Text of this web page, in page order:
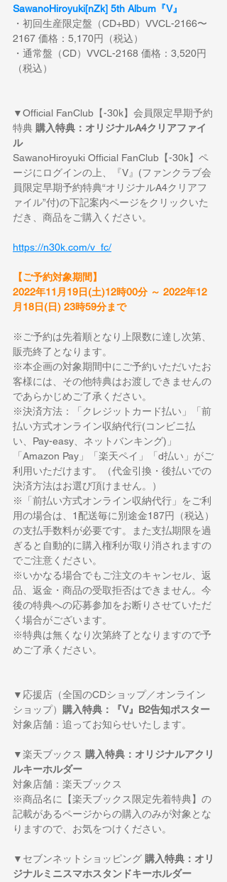
SawanoHiroyuki[nZk] 5th Album『V』
・初回生産限定盤（CD+BD）VVCL-2166〜
2167 価格：5,170円（税込）
・通常盤（CD）VVCL-2168 価格：3,520円
（税込）
▼Official FanClub【-30k】会員限定早期予約
特典 購入特典：オリジナルA4クリアファイ
ル
SawanoHiroyuki Official FanClub【-30k】ペ
ージにログインの上、『V』(ファンクラブ会
員限定早期予約特典“オリジナルA4クリアフ
ァイル”付)の下記案内ページをクリックいた
だき、商品をご購入ください。
https://n30k.com/v_fc/
【ご予約対象期間】
2022年11月19日(土)12時00分 ～ 2022年12
月18日(日) 23時59分まで
※ご予約は先着順となり上限数に達し次第、
販売終了となります。
※本企画の対象期間中にご予約いただいたお
客様には、その他特典はお渡しできませんの
であらかじめご了承ください。
※決済方法：「クレジットカード払い」「前
払い方式オンライン収納代行(コンビニ払
い、Pay-easy、ネットバンキング)」
「Amazon Pay」「楽天ペイ」「d払い」がご
利用いただけます。（代金引換・後払いでの
決済方法はお選び頂けません。）
※「前払い方式オンライン収納代行」をご利
用の場合は、1配送毎に別途金187円（税込）
の支払手数料が必要です。また支払期限を過
ぎると自動的に購入権利が取り消されますの
でご注意ください。
※いかなる場合でもご注文のキャンセル、返
品、返金・商品の受取拒否はできません。今
後の特典への応募参加をお断りさせていただ
く場合がございます。
※特典は無くなり次第終了となりますので予
めご了承ください。
▼応援店（全国のCDショップ／オンライン
ショップ）
購入特典：『V』B2告知ポスター
対象店舗：追ってお知らせいたします。
▼楽天ブックス 購入特典：オリジナルアクリ
ルキーホルダー
対象店舗：楽天ブックス
※商品名に【楽天ブックス限定先着特典】の
記載があるページからの購入のみが対象とな
りますので、お気をつけください。
▼セブンネットショッピング 購入特典：オリ
ジナルミニスマホスタンドキーホルダー